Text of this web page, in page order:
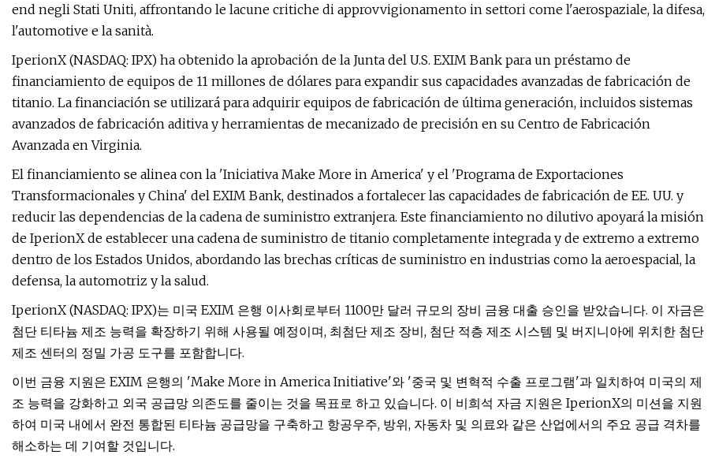
end negli Stati Uniti, affrontando le lacune critiche di approvvigionamento in settori come l'aerospaziale, la difesa,
l'automotive e la sanità.
IperionX (NASDAQ: IPX) ha obtenido la aprobación de la Junta del U.S. EXIM Bank para un préstamo de
financiamiento de equipos de 11 millones de dólares para expandir sus capacidades avanzadas de fabricación de
titanio. La financiación se utilizará para adquirir equipos de fabricación de última generación, incluidos sistemas
avanzados de fabricación aditiva y herramientas de mecanizado de precisión en su Centro de Fabricación
Avanzada en Virginia.
El financiamiento se alinea con la 'Iniciativa Make More in America' y el 'Programa de Exportaciones
Transformacionales y China' del EXIM Bank, destinados a fortalecer las capacidades de fabricación de EE. UU. y
reducir las dependencias de la cadena de suministro extranjera. Este financiamiento no dilutivo apoyará la misión
de IperionX de establecer una cadena de suministro de titanio completamente integrada y de extremo a extremo
dentro de los Estados Unidos, abordando las brechas críticas de suministro en industrias como la aeroespacial, la
defensa, la automotriz y la salud.
IperionX (NASDAQ: IPX)는 미국 EXIM 은행 이사회로부터 1100만 달러 규모의 장비 금융 대출 승인을 받았습니다. 이 자금은
첨단 티타늄 제조 능력을 확장하기 위해 사용될 예정이며, 최첨단 제조 장비, 첨단 적층 제조 시스템 및 버지니아에 위치한 첨단
제조 센터의 정밀 가공 도구를 포함합니다.
이번 금융 지원은 EXIM 은행의 'Make More in America Initiative'와 '중국 및 변혁적 수출 프로그램'과 일치하여 미국의 제
조 능력을 강화하고 외국 공급망 의존도를 줄이는 것을 목표로 하고 있습니다. 이 비희석 자금 지원은 IperionX의 미션을 지원
하여 미국 내에서 완전 통합된 티타늄 공급망을 구축하고 항공우주, 방위, 자동차 및 의료와 같은 산업에서의 주요 공급 격차를
해소하는 데 기여할 것입니다.